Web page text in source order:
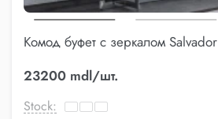
Комод буфет с зеркалом Salvador
23200 mdl/шт.
Stock: